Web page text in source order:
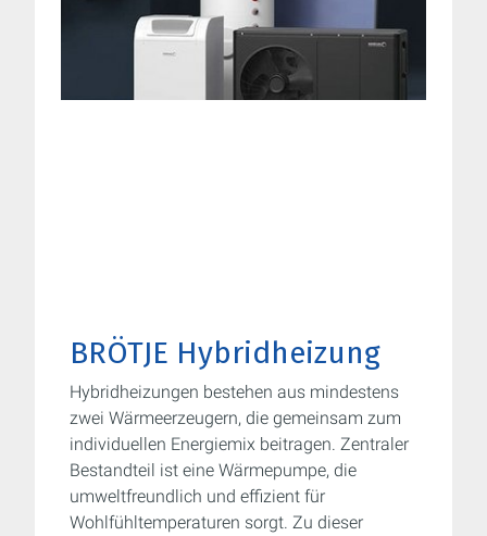
BRÖTJE Hybridheizung
Hybridheizungen bestehen aus mindestens
zwei Wärmeerzeugern, die gemeinsam zum
individuellen Energiemix beitragen. Zentraler
Bestandteil ist eine Wärmepumpe, die
umweltfreundlich und effizient für
Wohlfühltemperaturen sorgt. Zu dieser